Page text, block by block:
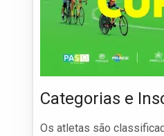
Categorias e
Os atletas são